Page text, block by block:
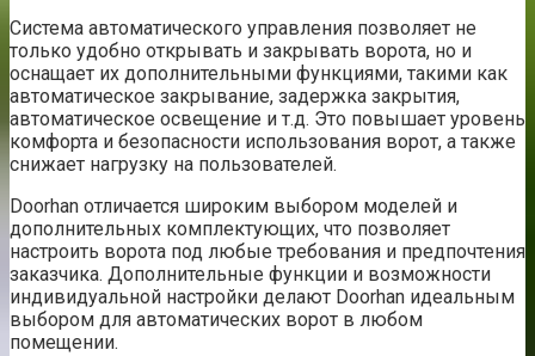
Система автоматического управления позволяет не
только удобно открывать и закрывать ворота, но и
оснащает их дополнительными функциями, такими как
автоматическое закрывание, задержка закрытия,
автоматическое освещение и т.д. Это повышает уровень
комфорта и безопасности использования ворот, а также
снижает нагрузку на пользователей.
Doorhan отличается широким выбором моделей и
дополнительных комплектующих, что позволяет
настроить ворота под любые требования и предпочтения
заказчика. Дополнительные функции и возможности
индивидуальной настройки делают Doorhan идеальным
выбором для автоматических ворот в любом
помещении.